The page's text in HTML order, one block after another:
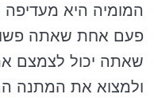
המומיה היא מעדיפה
פעם אחת שאתה
שאתה יכול לצמצם
ולמצוא את המתנה